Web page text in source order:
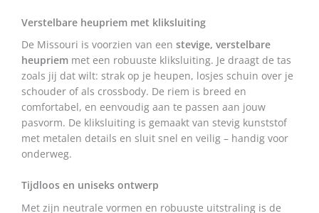
Verstelbare heupriem met kliksluiting
De Missouri is voorzien van een stevige, verstelbare
heupriem met een robuuste kliksluiting. Je draagt de tas
zoals jij dat wilt: strak op je heupen, losjes schuin over je
schouder of als crossbody. De riem is breed en
comfortabel, en eenvoudig aan te passen aan jouw
pasvorm. De kliksluiting is gemaakt van stevig kunststof
met metalen details en sluit snel en veilig – handig voor
onderweg.
Tijdloos en uniseks ontwerp
Met zijn neutrale vormen en robuuste uitstraling is de